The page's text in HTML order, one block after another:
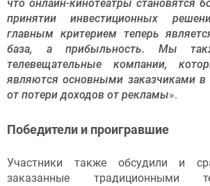
что онлайн-кинотеатры становятся
принятии инвестиционных
главным критерием теперь
база, а прибыльность. Мы
телевещательные компании,
являются основными заказчиками в
от потери доходов от рекламы».
Победители и проигравшие
Участники также обсудили и
заказанные традиционными